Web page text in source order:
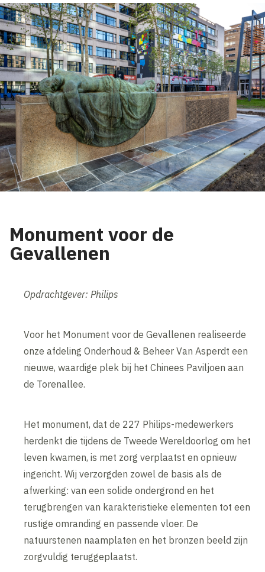
Monument voor de
Gevallenen
Opdrachtgever: Philips
Voor het Monument voor de Gevallenen realiseerde
onze afdeling Onderhoud & Beheer Van Asperdt een
nieuwe, waardige plek bij het Chinees Paviljoen aan
de Torenallee.
Het monument, dat de 227 Philips-medewerkers
herdenkt die tijdens de Tweede Wereldoorlog om het
leven kwamen, is met zorg verplaatst en opnieuw
ingericht. Wij verzorgden zowel de basis als de
afwerking: van een solide ondergrond en het
terugbrengen van karakteristieke elementen tot een
rustige omranding en passende vloer. De
natuurstenen naamplaten en het bronzen beeld zijn
zorgvuldig teruggeplaatst.